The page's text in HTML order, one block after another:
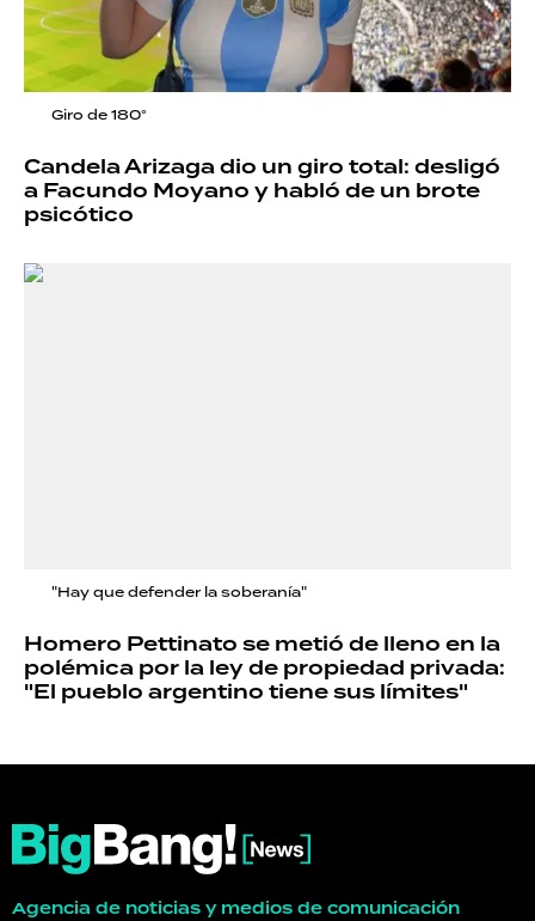
Giro de 180°
Candela Arizaga dio un giro total: desligó
a Facundo Moyano y habló de un brote
psicótico
"Hay que defender la soberanía"
Homero Pettinato se metió de lleno en la
polémica por la ley de propiedad privada:
"El pueblo argentino tiene sus límites"
Agencia de noticias y medios de comunicación